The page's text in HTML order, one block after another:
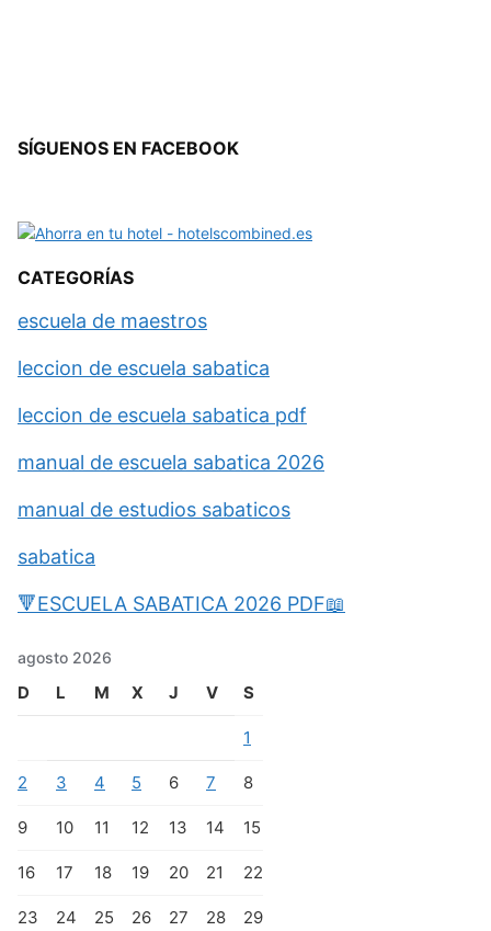
SÍGUENOS EN FACEBOOK
CATEGORÍAS
escuela de maestros
leccion de escuela sabatica
leccion de escuela sabatica pdf
manual de escuela sabatica 2026
manual de estudios sabaticos
sabatica
🔻ESCUELA SABATICA 2026 PDF📖
agosto 2026
D L M X J V S
1
2 3 4 5 6 7 8
9 10 11 12 13 14 15
16 17 18 19 20 21 22
23 24 25 26 27 28 29